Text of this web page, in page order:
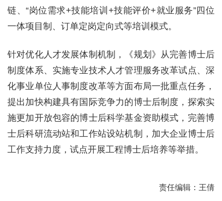
链、“岗位需求+技能培训+技能评价+就业服务”四位
一体项目制、订单定岗定向式等培训模式。
针对优化人才发展体制机制，《规划》从完善博士后
制度体系、实施专业技术人才管理服务改革试点、深
化事业单位人事制度改革等方面布局一批重点任务，
提出加快构建具有国际竞争力的博士后制度，探索实
施更加开放包容的博士后科学基金资助模式，完善博
士后科研流动站和工作站设站机制，加大企业博士后
工作支持力度，试点开展工程博士后培养等举措。
责任编辑：王倩